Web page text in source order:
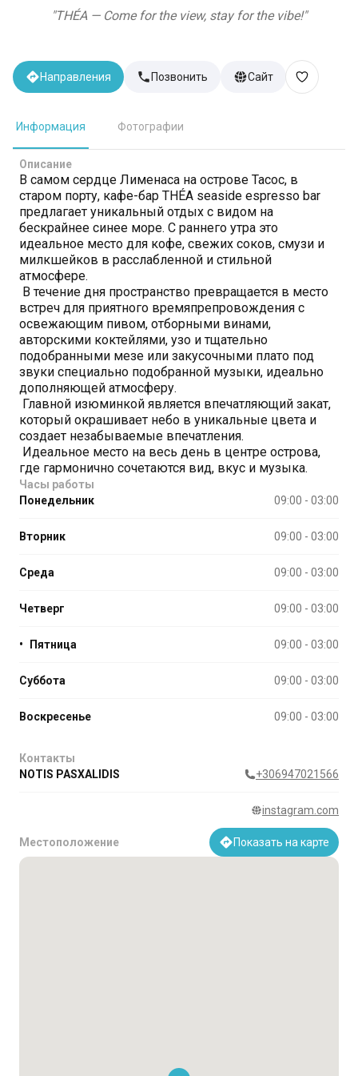
"THÉA — Come for the view, stay for the vibe!"
Направления Позвонить Сайт
Информация Фотографии
Описание
В самом сердце Лименаса на острове Тасос, в
старом порту, кафе-бар THÉA seaside espresso bar
предлагает уникальный отдых с видом на
бескрайнее синее море. С раннего утра это
идеальное место для кофе, свежих соков, смузи и
милкшейков в расслабленной и стильной
атмосфере.
В течение дня пространство превращается в место
встреч для приятного времяпрепровождения с
освежающим пивом, отборными винами,
авторскими коктейлями, узо и тщательно
подобранными мезе или закусочными плато под
звуки специально подобранной музыки, идеально
дополняющей атмосферу.
Главной изюминкой является впечатляющий закат,
который окрашивает небо в уникальные цвета и
создает незабываемые впечатления.
Идеальное место на весь день в центре острова,
где гармонично сочетаются вид, вкус и музыка.
Часы работы
Понедельник
09:00 - 03:00
Вторник 09:00 - 03:00
Среда 09:00 - 03:00
Четверг 09:00 - 03:00
• Пятница 09:00 - 03:00
Суббота 09:00 - 03:00
Воскресенье 09:00 - 03:00
Контакты
NOTIS PASXALIDIS
+306947021566
instagram.com
Местоположение Показать на карте